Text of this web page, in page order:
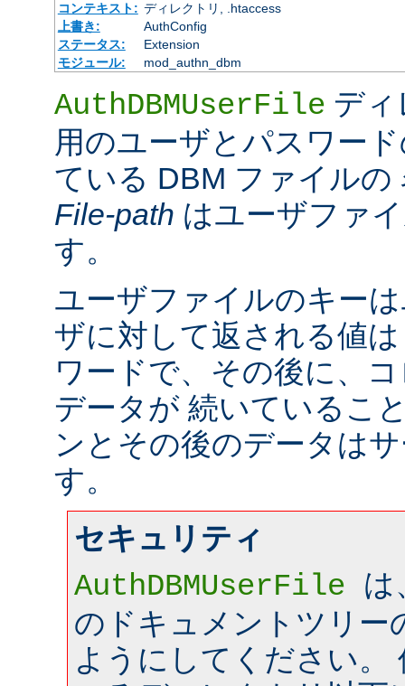
コンテキスト: ディレクトリ, .htaccess
上書き:
AuthConfig
ステータス:
Extension
モジュール:
mod_authn_dbm
AuthDBMUserFile デ
用のユーザとパスワー
ている DBM ファイルの
File-path はユーザファ
す。
ユーザファイルのキー
ザに対して返される値
ワードで、その後に、
データが 続いているこ
ンとその後のデータは
す。
セキュリティ
AuthDBMUserFile は
のドキュメントツリー
ようにしてください。